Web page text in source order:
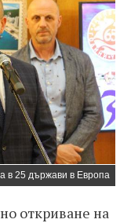
в 25 държави в Европа
откриване на